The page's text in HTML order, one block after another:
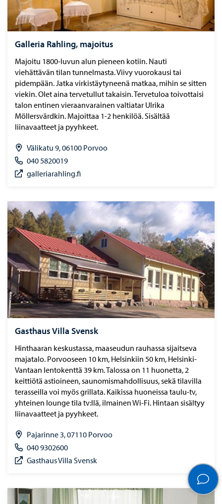
Galleria Rahling, majoitus
Majoitu 1800-luvun alun pieneen kotiin. Nauti
viehättävän tilan tunnelmasta. Viivy vuorokausi tai
pidempään. Jatka virkistäytyneenä matkaa, mihin se sitten
viekin. Olet aina tervetullut takaisin. Tervetuloa toivottaisi
talon entinen vieraanvarainen valtiatar Ulrika
Möllersvärdkin. Majoittaa 1-2 henkilöä. Sisältää
liinavaatteet ja pyyhkeet.
Välikatu 9, 06100 Porvoo
040 5820019
galleriarahling.fi
Gasthaus Villa Svensk
Hinthaaran keskustassa, maaseudun rauhassa sijaitseva
majatalo. Porvooseen 10 km, Helsinkiin 50 km, Helsinki-
Vantaan lentokenttä 39 km. Talossa on 11 huonetta, 2
keittiötä astioineen, saunomismahdollisuus, sekä tilavilla
terasseilla voi myös grillata. Kaikissa huoneissa taulu-tv,
yhteinen lounge tila tv:llä, ilmainen Wi-Fi. Hintaan sisältyy
liinavaatteet ja pyyhkeet.
Pajarinne 3, 07110 Porvoo
040 9302600
Gasthaus Villa Svensk